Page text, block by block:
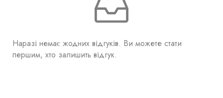
Наразі немає жодних відгуків. Ви можете стати
першим, хто залишить відгук.